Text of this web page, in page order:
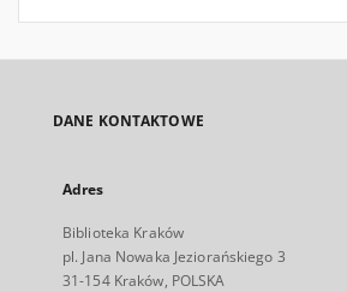
DANE KONTAKTOWE
Adres
Biblioteka Kraków
pl. Jana Nowaka Jeziorańskiego 3
31-154 Kraków, POLSKA